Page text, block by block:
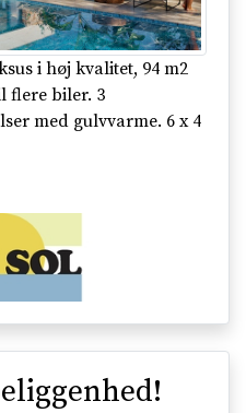
i høj kvalitet, 94 m2
flere biler. 3
med gulvvarme. 6 x 4